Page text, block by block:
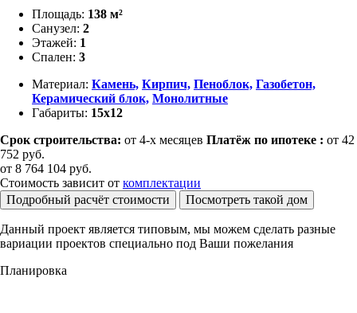
Площадь: 138 м²
Санузел: 2
Этажей: 1
Спален: 3
Материал: Камень, Кирпич, Пеноблок, Газобетон,
Керамический блок, Монолитные
Габариты: 15х12
Срок строительства: от 4-х месяцев Платёж по ипотеке : от 42
752 руб.
от 8 764 104 руб.
Стоимость зависит от комплектации
Подробный расчёт стоимости
Посмотреть такой дом
Данный проект является типовым, мы можем сделать разные
вариации проектов специально под Ваши пожелания
Планировка